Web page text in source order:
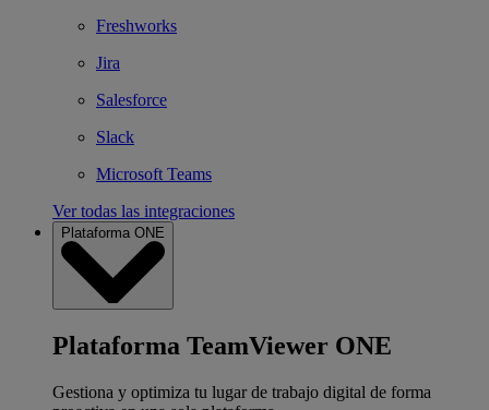
Freshworks
Jira
Salesforce
Slack
Microsoft Teams
Ver todas las integraciones
Plataforma ONE
Plataforma TeamViewer ONE
Gestiona y optimiza tu lugar de trabajo digital de forma